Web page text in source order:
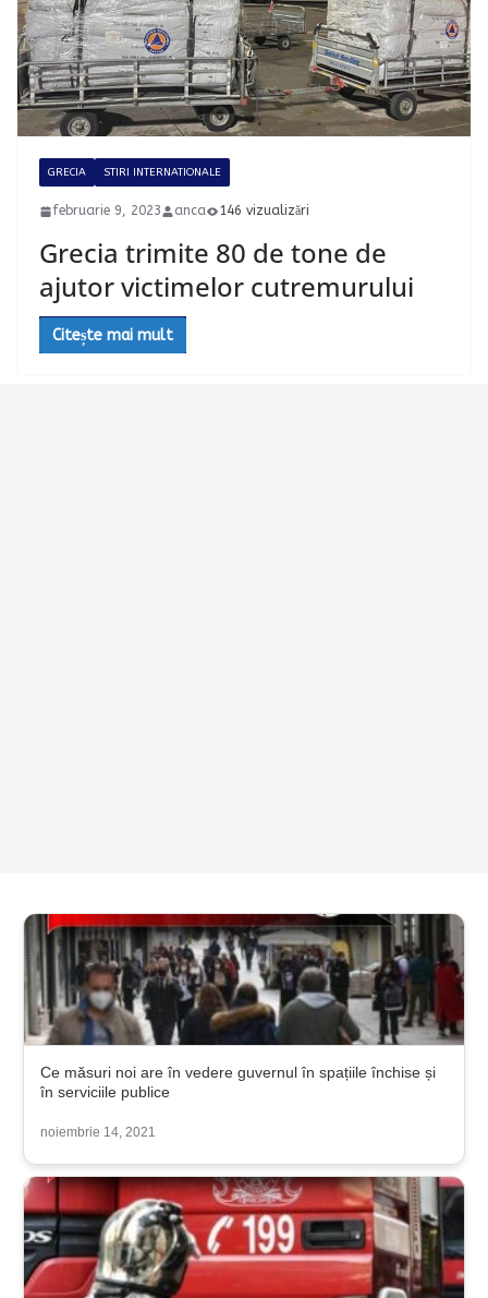
GRECIA STIRI INTERNATIONALE
februarie 9, 2023 anca 146 vizualizări
Grecia trimite 80 de tone de
ajutor victimelor cutremurului
Citește mai mult
Ce măsuri noi are în vedere guvernul în spațiile închise și
în serviciile publice
noiembrie 14, 2021